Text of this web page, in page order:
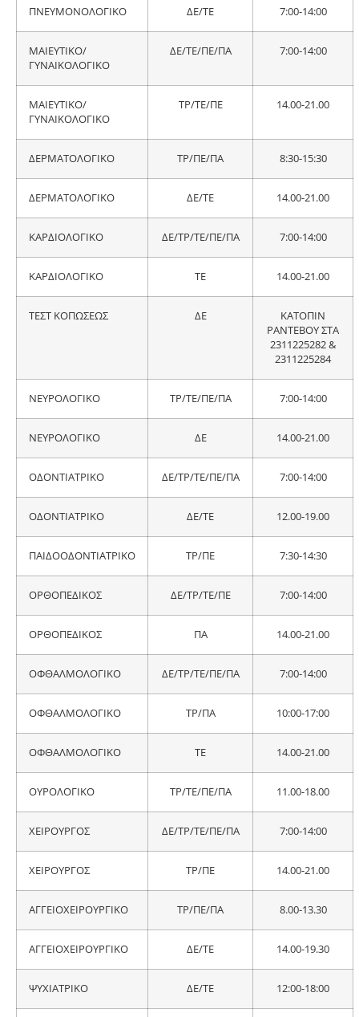
ΠΝΕΥΜΟΝΟΛΟΓΙΚΟ ΔΕ/ΤΕ 7:00-14:00
ΜΑΙΕΥΤΙΚΟ/
ΓΥΝΑΙΚΟΛΟΓΙΚΟ
ΔΕ/ΤΕ/ΠΕ/ΠΑ 7:00-14:00
ΜΑΙΕΥΤΙΚΟ/
ΓΥΝΑΙΚΟΛΟΓΙΚΟ
ΤΡ/ΤΕ/ΠΕ 14.00-21.00
ΔΕΡΜΑΤΟΛΟΓΙΚΟ ΤΡ/ΠΕ/ΠΑ 8:30-15:30
ΔΕΡΜΑΤΟΛΟΓΙΚΟ ΔΕ/ΤΕ 14.00-21.00
ΚΑΡΔΙΟΛΟΓΙΚΟ ΔΕ/ΤΡ/ΤΕ/ΠΕ/ΠΑ 7:00-14:00
ΚΑΡΔΙΟΛΟΓΙΚΟ ΤΕ 14.00-21.00
ΤΕΣΤ ΚΟΠΩΣΕΩΣ ΔΕ
ΚΑΤΟΠΙΝ
ΡΑΝΤΕΒΟΥ ΣΤΑ
2311225282 &
2311225284
ΝΕΥΡΟΛΟΓΙΚΟ ΤΡ/ΤΕ/ΠΕ/ΠΑ 7:00-14:00
ΝΕΥΡΟΛΟΓΙΚΟ ΔΕ 14.00-21.00
ΟΔΟΝΤΙΑΤΡΙΚΟ ΔΕ/ΤΡ/ΤΕ/ΠΕ/ΠΑ 7:00-14:00
ΟΔΟΝΤΙΑΤΡΙΚΟ ΔΕ/ΤΕ 12.00-19.00
ΠΑΙΔΟΟΔΟΝΤΙΑΤΡΙΚΟ ΤΡ/ΠΕ 7:30-14:30
ΟΡΘΟΠΕΔΙΚΟΣ ΔΕ/ΤΡ/ΤΕ/ΠΕ 7:00-14:00
ΟΡΘΟΠΕΔΙΚΟΣ ΠΑ 14.00-21.00
ΟΦΘΑΛΜΟΛΟΓΙΚΟ ΔΕ/ΤΡ/ΤΕ/ΠΕ/ΠΑ 7:00-14:00
ΟΦΘΑΛΜΟΛΟΓΙΚΟ ΤΡ/ΠΑ 10:00-17:00
ΟΦΘΑΛΜΟΛΟΓΙΚΟ ΤΕ 14.00-21.00
ΟΥΡΟΛΟΓΙΚΟ ΤΡ/ΤΕ/ΠΕ/ΠΑ 11.00-18.00
ΧΕΙΡΟΥΡΓΟΣ ΔΕ/ΤΡ/ΤΕ/ΠΕ/ΠΑ 7:00-14:00
ΧΕΙΡΟΥΡΓΟΣ ΤΡ/ΠΕ 14.00-21.00
ΑΓΓΕΙΟΧΕΙΡΟΥΡΓΙΚΟ ΤΡ/ΠΕ/ΠΑ 8.00-13.30
ΑΓΓΕΙΟΧΕΙΡΟΥΡΓΙΚΟ ΔΕ/ΤΕ 14.00-19.30
ΨΥΧΙΑΤΡΙΚΟ ΔΕ/ΤΕ 12:00-18:00